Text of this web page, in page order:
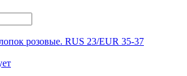
розовые. RUS 23/EUR 35-37